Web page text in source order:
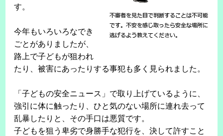
す。
今年もいろいろなでき
ごとがありましたが、
路上で子どもが狙われ
たり、被害にあったりする事犯も多く見られました。
「子どもの安全ニュース」で取り上げているように、
強引に体に触ったり、ひと気のない場所に連れ去って
乱暴したりと、その手口は悪質です。
子どもを狙う卑劣で身勝手な犯行を、決して許すこと